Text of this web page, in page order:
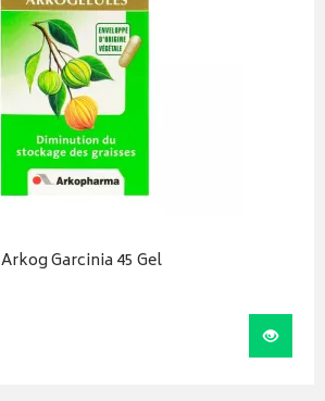
Arkog Garcinia 45 Gel